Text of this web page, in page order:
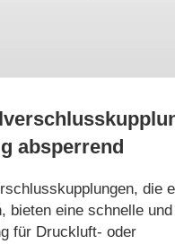
absperrend
die
bieten eine schnelle
für Druckluft- oder